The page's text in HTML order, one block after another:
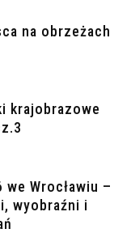
na obrzeżach
krajobrazowe
Wrocławiu –
wyobraźni i